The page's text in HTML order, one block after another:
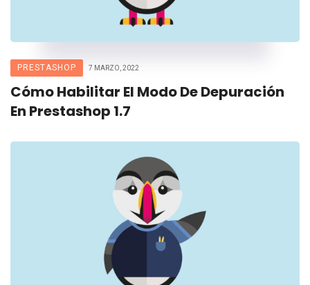
PRESTASHOP 7 MARZO, 2022
Cómo Habilitar El Modo De Depuración
En Prestashop 1.7